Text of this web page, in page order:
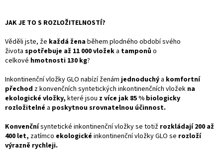
JAK JE TO S ROZLOŽITELNOSTÍ?
Věděli jste, že každá ženaběhem plodného období svého
života spotřebuje až 11 000 vložek a tamponůo
celkové hmotnosti 130 kg?
Inkontinenční vložky GLO nabízí ženám jednoduchý a komfortní
přechod z konvenčních syntetických inkontinenčních vložek na
ekologické vložky, které jsou z více jak 85 % biologicky
rozložitelné a poskytnou srovnatelnou účinnost.
Konvenčnísyntetické inkontinenční vložky se totiž rozkládají 200 až
400 let, zatímco ekologické inkontinenční vložky GLO se rozloží
výrazně rychleji.